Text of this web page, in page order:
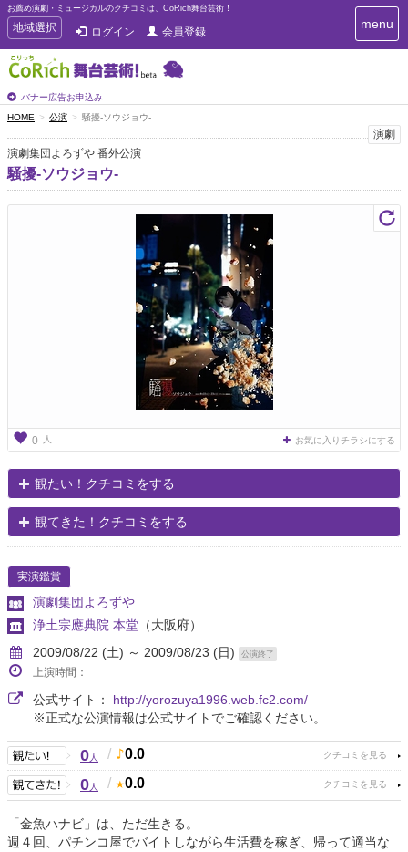
お薦め演劇・ミュージカルのクチコミは、CoRich舞台芸術！
T
o
g
g
e
n
a
v
i
g
地域選択 ログイン 会員登録
バナー広告お申込み
T
o
i
g
menu
HOME 公演 騒擾-ソウジョウ-
演劇
演劇集団よろずや 番外公演
騒擾-ソウジョウ-
0 人 お気に入りチラシにする
観たい！クチコミをする
観てきた！クチコミをする
実演鑑賞
演劇集団よろずや
浄土宗應典院 本堂 （大阪府）
2009/08/22 (土) ～ 2009/08/23 (日)
公演終了
上演時間：
公式サイト： http://yorozuya1996.web.fc2.com/
※正式な公演情報は公式サイトでご確認ください。
0人 / 0.0
0人 / 0.0
「金魚ハナビ」は、ただ生きる。
週４回、パチンコ屋でバイトしながら生活費を稼ぎ、帰って適当な